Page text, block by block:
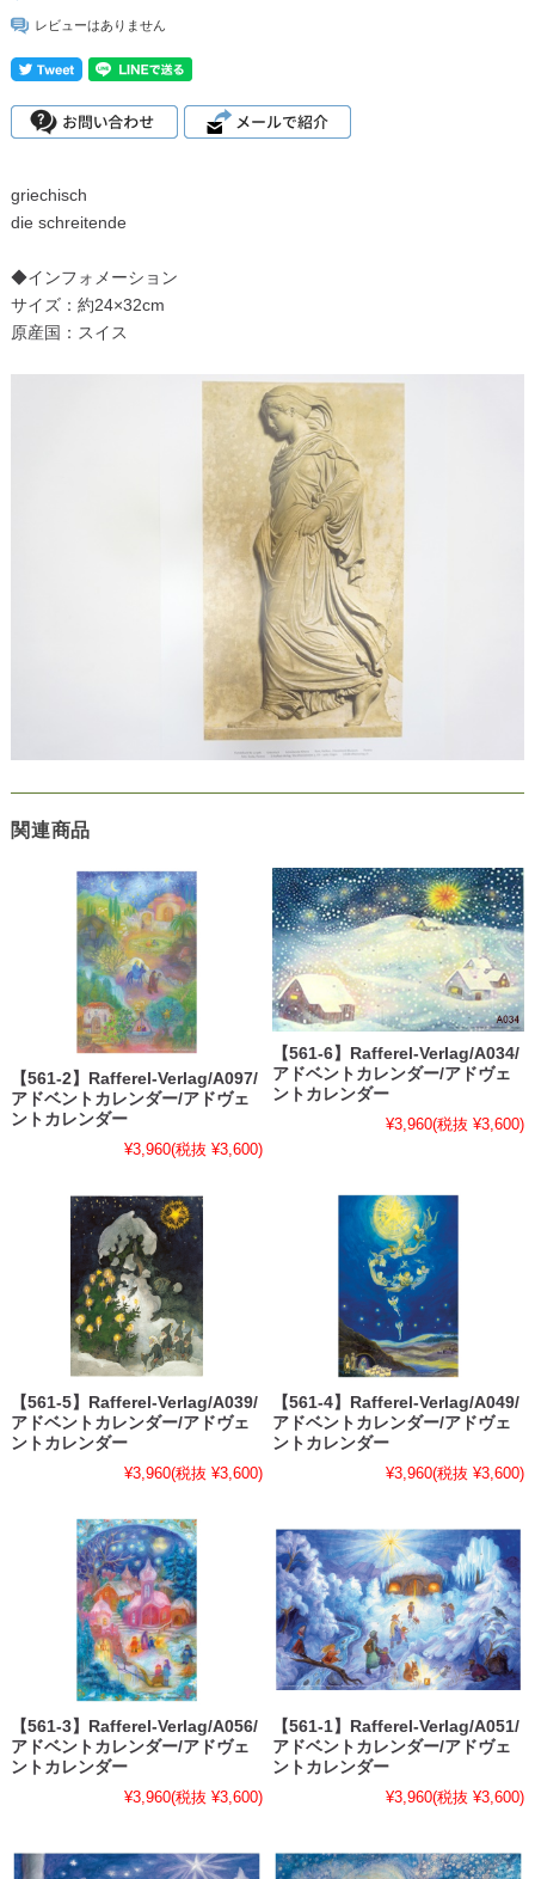
レビューはありません
griechisch
die schreitende
◆インフォメーション
サイズ：約24×32cm
原産国：スイス
関連商品
【561-2】Rafferel-Verlag/A097/
アドベントカレンダー/アドヴェ
ントカレンダー
¥3,960(税抜 ¥3,600)
【561-6】Rafferel-Verlag/A034/
アドベントカレンダー/アドヴェ
ントカレンダー
¥3,960(税抜 ¥3,600)
【561-5】Rafferel-Verlag/A039/
アドベントカレンダー/アドヴェ
ントカレンダー
¥3,960(税抜 ¥3,600)
【561-4】Rafferel-Verlag/A049/
アドベントカレンダー/アドヴェ
ントカレンダー
¥3,960(税抜 ¥3,600)
【561-3】Rafferel-Verlag/A056/
アドベントカレンダー/アドヴェ
ントカレンダー
¥3,960(税抜 ¥3,600)
【561-1】Rafferel-Verlag/A051/
アドベントカレンダー/アドヴェ
ントカレンダー
¥3,960(税抜 ¥3,600)